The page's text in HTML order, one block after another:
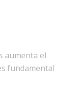
aumenta el
fundamental